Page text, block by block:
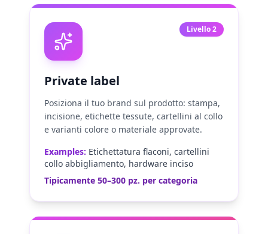
Livello 2
Private label
Posiziona il tuo brand sul prodotto: stampa,
incisione, etichette tessute, cartellini al collo
e varianti colore o materiale approvate.
Examples: Etichettatura flaconi, cartellini
collo abbigliamento, hardware inciso
Tipicamente 50–300 pz. per categoria